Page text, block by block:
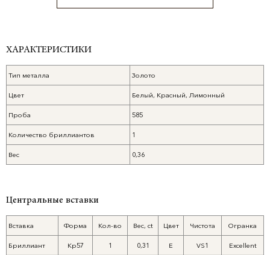
ХАРАКТЕРИСТИКИ
Тип металла Золото
Цвет Белый, Красный, Лимонный
Проба 585
Количество бриллиантов 1
Вес 0,36
Центральные вставки
Вставка Форма Кол-во Вес, ct Цвет Чистота Огранка
Бриллиант Кр57 1 0,31 E VS1 Excellent